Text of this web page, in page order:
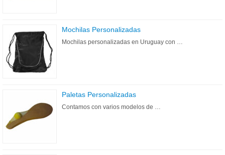
Mochilas Personalizadas
Mochilas personalizadas en Uruguay con …
Paletas Personalizadas
Contamos con varios modelos de …